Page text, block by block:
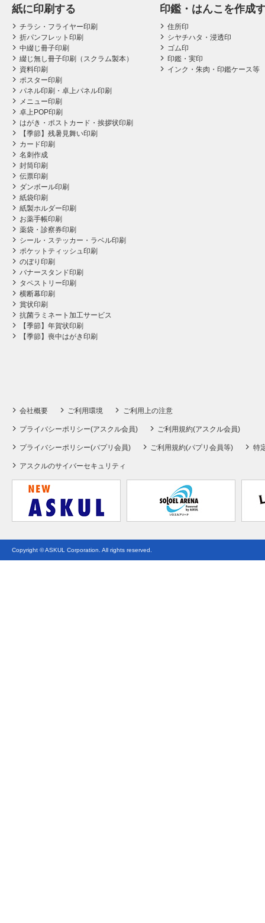
紙に印刷する
チラシ・フライヤー印刷
折パンフレット印刷
中綴じ冊子印刷
綴じ無し冊子印刷（スクラム製本）
資料印刷
ポスター印刷
パネル印刷・卓上パネル印刷
メニュー印刷
卓上POP印刷
はがき・ポストカード・挨拶状印刷
【季節】残暑見舞い印刷
カード印刷
名刺作成
封筒印刷
伝票印刷
ダンボール印刷
紙袋印刷
紙製ホルダー印刷
お薬手帳印刷
薬袋・診察券印刷
シール・ステッカー・ラベル印刷
ポケットティッシュ印刷
のぼり印刷
バナースタンド印刷
タペストリー印刷
横断幕印刷
賞状印刷
抗菌ラミネート加工サービス
【季節】年賀状印刷
【季節】喪中はがき印刷
印鑑・はんこを作成
住所印
シヤチハタ・浸透印
ゴム印
印鑑・実印
インク・朱肉・印鑑ケース等
会社概要 ご利用環境 ご利用上の注意
プライバシーポリシー(アスクル会員) ご利用規約(アスクル会員)
プライバシーポリシー(パプリ会員) ご利用規約(パプリ会員等) 特
アスクルのサイバーセキュリティ
Copyright © ASKUL Corporation. All rights reserved.